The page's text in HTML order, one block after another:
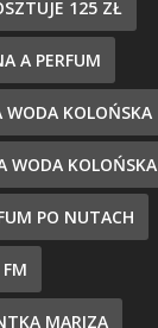
125 ZŁ
A PERFUM
WODA KOLOŃSKA
WODA KOLOŃSKA
PO NUTACH
MARIZA